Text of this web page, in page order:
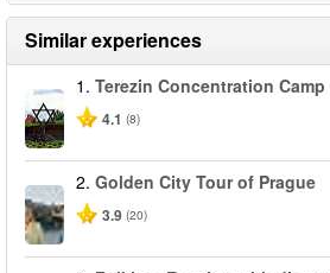
Similar experiences
1. Terezin Concentration Camp
4.1 (8)
2. Golden City Tour of Prague
3.9 (20)